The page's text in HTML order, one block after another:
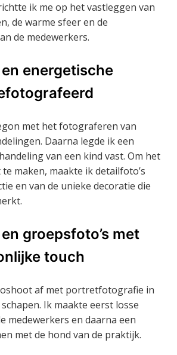
ik me op het vastleggen van
de warme sfeer en de
de medewerkers.
energetische
met het fotograferen van
Daarna legde ik een
van een kind vast. Om het
maken, maakte ik detailfoto’s
en van de unieke decoratie die
groepsfoto’s met
touch
af met portretfotografie in
Ik maakte eerst losse
medewerkers en daarna een
met de hond van de praktijk.